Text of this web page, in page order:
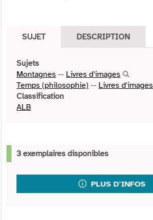
SUJET DESCRIPTION
Sujets
Montagnes -- Livres d'images
Temps (philosophie) -- Livres d'images
Classification
ALB
3 exemplaires disponibles
PLUS D'INFOS